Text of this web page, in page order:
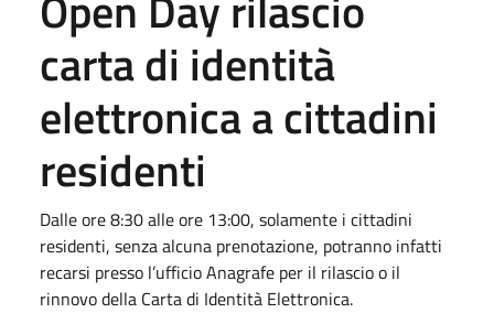
carta di identità
elettronica a cittadini
residenti
Dalle ore 8:30 alle ore 13:00, solamente i cittadini
residenti, senza alcuna prenotazione, potranno infatti
recarsi presso l’ufficio Anagrafe per il rilascio o il
rinnovo della Carta di Identità Elettronica.